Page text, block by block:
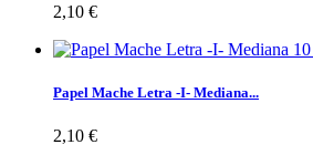
2,10 €
Papel Mache Letra -I- Mediana...
2,10 €